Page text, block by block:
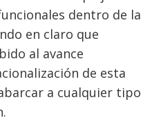
dentro de la
en claro que
al avance
de esta
a cualquier tipo